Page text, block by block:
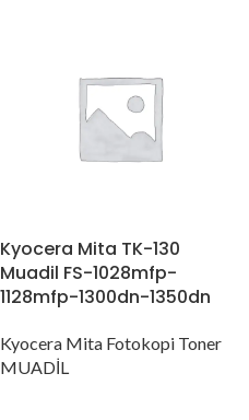
Kyocera Mita TK-130
Muadil FS-1028mfp-
1128mfp-1300dn-1350dn
Kyocera Mita Fotokopi Toner
MUADİL